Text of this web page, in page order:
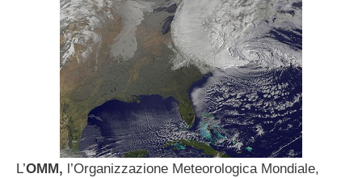
L’OMM, l’Organizzazione Meteorologica Mondiale,